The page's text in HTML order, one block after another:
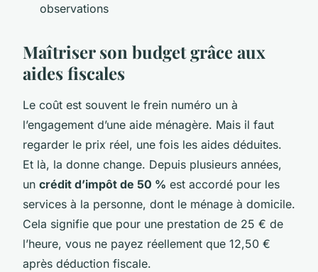
observations
Maîtriser son budget grâce aux
aides fiscales
Le coût est souvent le frein numéro un à
l’engagement d’une aide ménagère. Mais il faut
regarder le prix réel, une fois les aides déduites.
Et là, la donne change. Depuis plusieurs années,
un crédit d’impôt de 50 % est accordé pour les
services à la personne, dont le ménage à domicile.
Cela signifie que pour une prestation de 25 € de
l’heure, vous ne payez réellement que 12,50 €
après déduction fiscale.